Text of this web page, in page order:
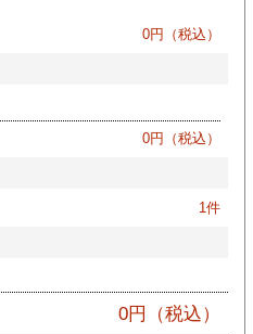
0円（税込）
0円（税込）
1件
0円（税込）